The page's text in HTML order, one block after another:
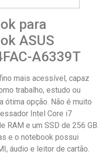
para
ASUS
A6339T
mais acessível, capaz
trabalho, estudo ou
ótima opção. Não é muito
Intel Core i7
RAM e um SSD de 256 GB.
e o notebook possui
áudio e leitor de cartão.